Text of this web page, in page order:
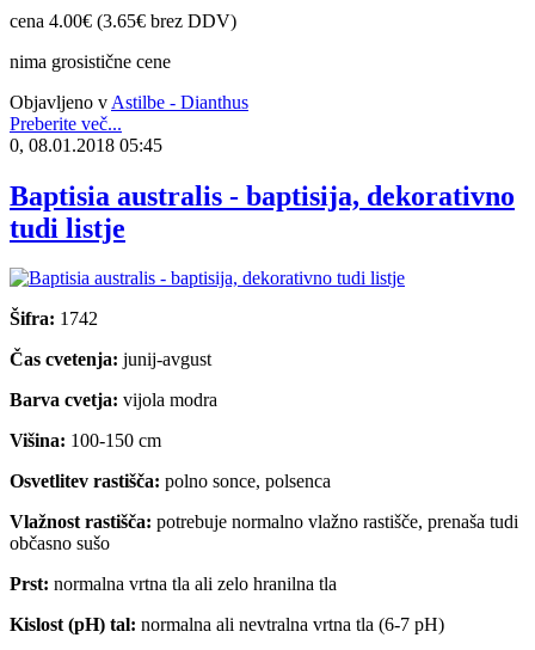
cena 4.00€ (3.65€ brez DDV)
nima grosistične cene
Objavljeno v Astilbe - Dianthus
Preberite več...
0, 08.01.2018 05:45
Baptisia australis - baptisija, dekorativno
tudi listje
Šifra: 1742
Čas cvetenja: junij-avgust
Barva cvetja: vijola modra
Višina: 100-150 cm
Osvetlitev rastišča: polno sonce, polsenca
Vlažnost rastišča: potrebuje normalno vlažno rastišče, prenaša tudi
občasno sušo
Prst: normalna vrtna tla ali zelo hranilna tla
Kislost (pH) tal: normalna ali nevtralna vrtna tla (6-7 pH)